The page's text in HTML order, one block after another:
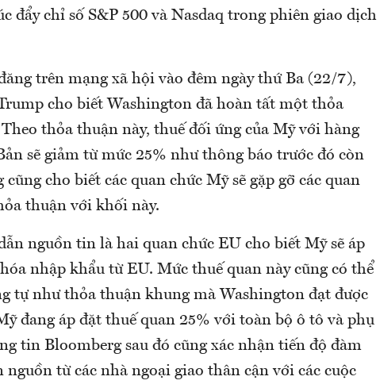
đẩy chỉ số S&P 500 và Nasdaq trong phiên giao dịch
trên mạng xã hội vào đêm ngày thứ Ba (22/7),
cho biết Washington đã hoàn tất một thỏa
thỏa thuận này, thuế đối ứng của Mỹ với hàng
sẽ giảm từ mức 25% như thông báo trước đó còn
cho biết các quan chức Mỹ sẽ gặp gỡ các quan
thuận với khối này.
nguồn tin là hai quan chức EU cho biết Mỹ sẽ áp
nhập khẩu từ EU. Mức thuế quan này cũng có thể
tự như thỏa thuận khung mà Washington đạt được
đang áp đặt thuế quan 25% với toàn bộ ô tô và phụ
tin Bloomberg sau đó cũng xác nhận tiến độ đàm
nguồn từ các nhà ngoại giao thân cận với các cuộc